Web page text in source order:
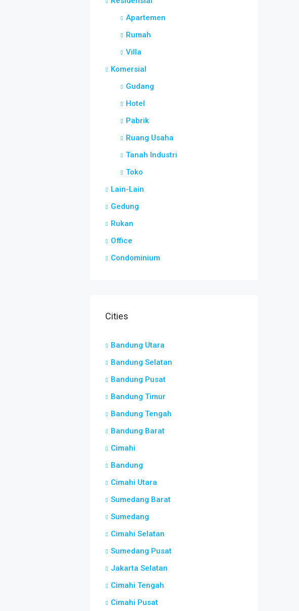
Apartemen
Rumah
Villa
Komersial
Gudang
Hotel
Pabrik
Ruang Usaha
Tanah Industri
Toko
Lain-Lain
Gedung
Rukan
Office
Condominium
Cities
Bandung Utara
Bandung Selatan
Bandung Pusat
Bandung Timur
Bandung Tengah
Bandung Barat
Cimahi
Bandung
Cimahi Utara
Sumedang Barat
Sumedang
Cimahi Selatan
Sumedang Pusat
Jakarta Selatan
Cimahi Tengah
Cimahi Pusat